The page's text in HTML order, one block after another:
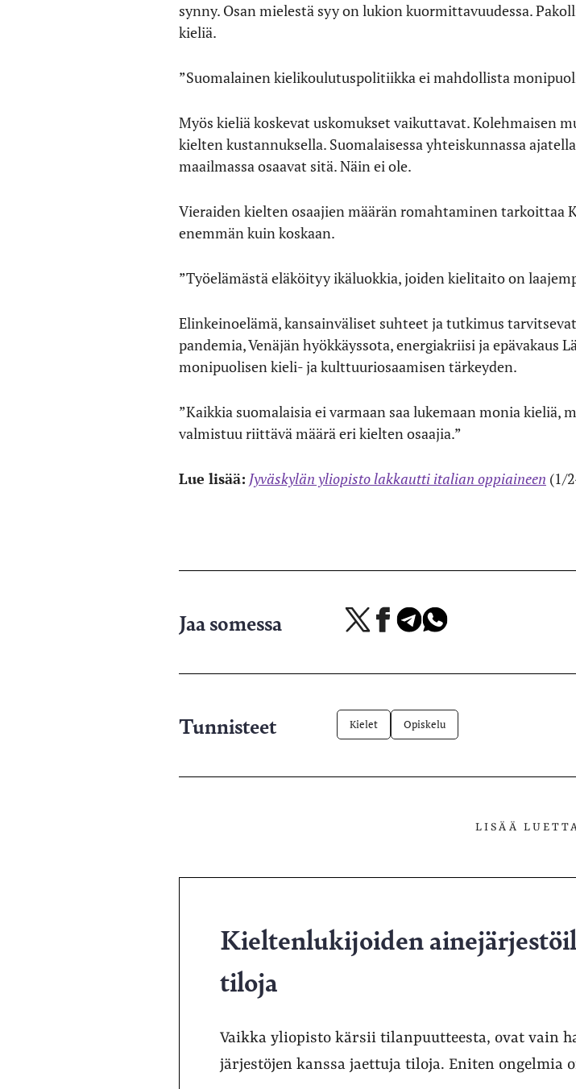
synny. Osan mielestä syy on lukion kuormittavuudessa.
kieliä.
”Suomalainen kielikoulutuspolitiikka ei mahdollista
Myös kieliä koskevat uskomukset vaikuttavat. Kolehmaisen
kielten kustannuksella. Suomalaisessa yhteiskunnassa
maailmassa osaavat sitä. Näin ei ole.
Vieraiden kielten osaajien määrän romahtaminen tarkoittaa
enemmän kuin koskaan.
”Työelämästä eläköityy ikäluokkia, joiden kielitaito on
Elinkeinoelämä, kansainväliset suhteet ja tutkimus
pandemia, Venäjän hyökkäyssota, energiakriisi ja epävakaus
monipuolisen kieli- ja kulttuuriosaamisen tärkeyden.
”Kaikkia suomalaisia ei varmaan saa lukemaan monia
valmistuu riittävä määrä eri kielten osaajia.”
Lue lisää: Jyväskylän yliopisto lakkautti italian oppiaineen (1/
Jaa somessa
Jaa
palvelussa
Jaa Jaa Jaa
Tunnisteet Kielet Opiskelu
LISÄÄ
Kieltenlukijoiden
tiloja
Vaikka yliopisto kärsii tilanpuutteesta, ovat vain
järjestöjen kanssa jaettuja tiloja. Eniten ongelmia